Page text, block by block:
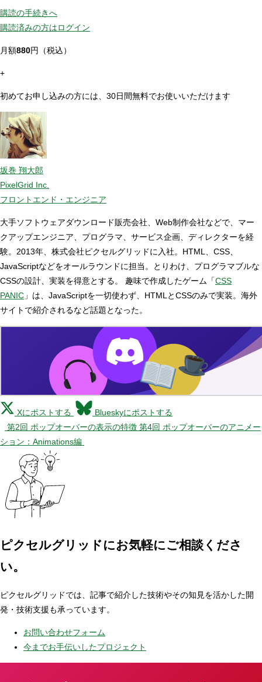
購読の手続きへ
購読済みの方はログイン
月額880円（税込）
+
初めてお申し込みの方には、30日間無料でお使いいただけます
坂巻 翔大郎
PixelGrid Inc.
フロントエンド・エンジニア
大手ソフトウェアダウンロード販売会社、Web制作会社などで、マー
クアップエンジニア、プログラマ、サービス企画、ディレクターを経
験。2013年、株式会社ピクセルグリッドに入社。HTML、CSS、
JavaScriptなどをオールラウンドに担当。とりわけ、プログラマブルな
CSSの設計、実装を得意とする。 趣味で作成したゲーム「CSS
PANIC 」は、JavaScriptを一切使わず、HTMLとCSSのみで実装。海外
サイトで紹介されるなど話題となった。
Xにポストする
Blueskyにポストする
第2回 ポップオーバーの表示の特徴 第4回 ポップオーバーのアニメー
ション：Animations編
ピクセルグリッドにお気軽にご相談くださ
い。
ピクセルグリッドでは、記事で紹介した技術やその知見を活かした開
発・技術支援も承っています。
お問い合わせフォーム
今までお手伝いしたプロジェクト